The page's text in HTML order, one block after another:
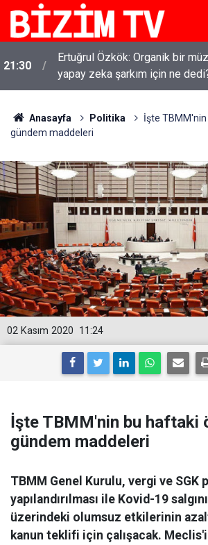
21:30
Ertuğrul Özkök: Organik bir
yapay zeka şarkım için ne
16:11
Kirli çamaşırlar ortaya serildi...
Fatih Altaylı'dan bomba iddia
Anasayfa Politika
İşte
gündem maddeleri
11:24
02 Kasım 2020
İşte TBMM'nin bu haftaki
gündem maddeleri
TBMM Genel Kurulu, vergi ve SGK
yapılandırılması ile Kovid-19
üzerindeki olumsuz etkilerinin
kanun teklifi için çalışacak.